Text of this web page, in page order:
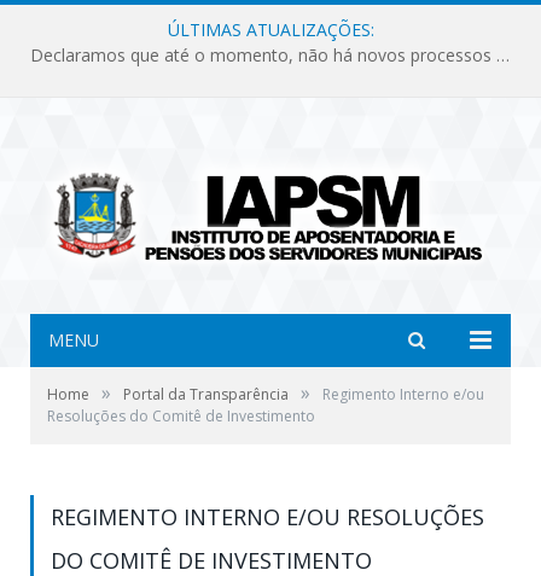
ÚLTIMAS ATUALIZAÇÕES:
Declaramos que até o momento, não há novos processos licitatórios para o Instituto de Previdência no ano de 2026.
MENU
Home » Portal da Transparência »
Regimento Interno e/ou
Resoluções do Comitê de Investimento
REGIMENTO INTERNO E/OU RESOLUÇÕES
DO COMITÊ DE INVESTIMENTO